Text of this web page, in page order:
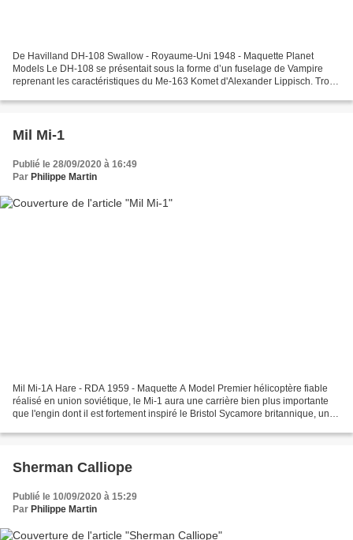
De Havilland DH-108 Swallow - Royaume-Uni 1948 - Maquette Planet
Models Le DH-108 se présentait sous la forme d’un fuselage de Vampire
reprenant les caractéristiques du Me-163 Komet d'Alexander Lippisch. Trois
Mil Mi-1
Publié le 28/09/2020 à 16:49
Par Philippe Martin
Mil Mi-1A Hare - RDA 1959 - Maquette A Model Premier hélicoptère fiable
réalisé en union soviétique, le Mi-1 aura une carrière bien plus importante
que l'engin dont il est fortement inspiré le Bristol Sycamore britannique, une
Sherman Calliope
Publié le 10/09/2020 à 15:29
Par Philippe Martin